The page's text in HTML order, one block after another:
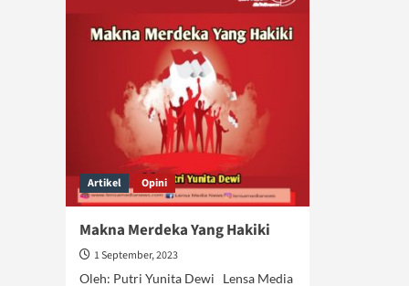
Artikel Opini
Makna Merdeka Yang Hakiki
1 September, 2023
Oleh: Putri Yunita Dewi Lensa Media